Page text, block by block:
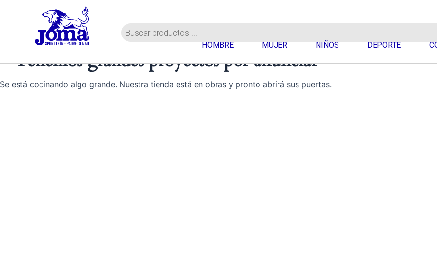
Búsqueda
de
HOMBRE MUJER NIÑOS DEPORTE
Tenemos grandes proyectos por anunciar
Se está cocinando algo grande. Nuestra tienda está en obras y pronto abrirá sus puertas.